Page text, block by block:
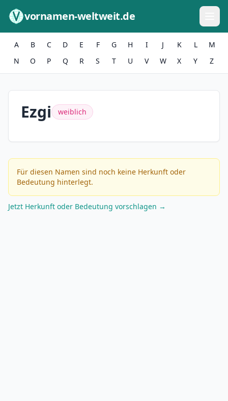
vornamen-weltweit.de
A B C D E F G H I J K L
M
N
O P Q R S T U V W X Y Z
Ezgi weiblich
Für diesen Namen sind noch keine Herkunft oder
Bedeutung hinterlegt.
Jetzt Herkunft oder Bedeutung vorschlagen →